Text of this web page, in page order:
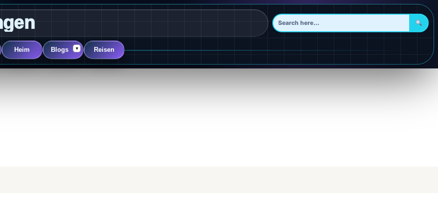
Heim Blogs ▾ Reisen